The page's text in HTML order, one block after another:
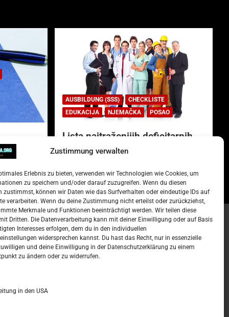
Zustimmung verwalten
Erlebnis zu bieten, verwenden wir Technologien wie Cookies, um
zu speichern und/oder darauf zuzugreifen. Wenn du diesen
zustimmst, können wir Daten wie das Surfverhalten oder eindeutige IDs auf
verarbeiten. Wenn du deine Zustimmung nicht erteilst oder zurückziehst,
Merkmale und Funktionen beeinträchtigt werden. Wir teilen diese
Dritten. Die Datenverarbeitung kann mit deiner Einwilligung oder auf Basis
Interesses erfolgen, dem du in den individuellen
widersprechen kannst. Du hast das Recht, nur in essenzielle
und deine Einwilligung in der Datenschutzerklärung zu einem
zu ändern oder zu widerrufen.
in den USA
AUSBILDUNG (SSS)
CHECKLISTE
EDUKACIJA
NJEMAČKA POSAO
Lista najtraženijih deficitarnih
zanimanja u Njemačkoj.
–
Kalendar